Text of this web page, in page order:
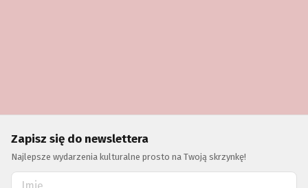
Zapisz się do newslettera
Najlepsze wydarzenia kulturalne prosto na Twoją skrzynkę!